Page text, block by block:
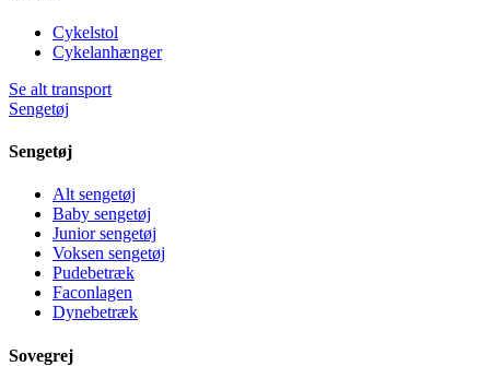
Cykelstol
Cykelanhænger
Se alt transport
Sengetøj
Sengetøj
Alt sengetøj
Baby sengetøj
Junior sengetøj
Voksen sengetøj
Pudebetræk
Faconlagen
Dynebetræk
Sovegrej